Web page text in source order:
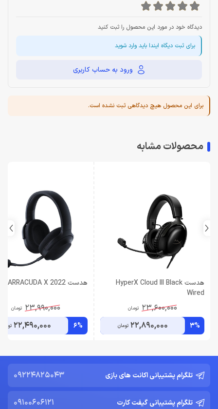
دیدگاه خود در مورد این محصول را ثبت کنید
برای ثبت دیگاه ایندا باید وارد شوید
ورود به حساب کاربری
برای این محصول هیچ دیدگاهی ثبت نشده است.
محصولات مشابه
هدست HyperX Cloud III Black
Wired
23,600,000 تومان
3%
22,890,000 تومان
هدست Razer BARRACUDA X 2022
23,990,000 تومان
6%
22,490,000 تومان
تلگرام پشتیبانی اکانت های بازی 09224825043
تلگرام پشتیبانی گیفت کارت 09100606121